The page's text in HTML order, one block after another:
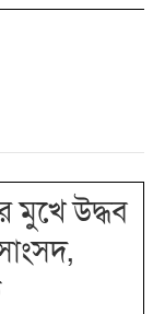
মুখে উদ্ধব